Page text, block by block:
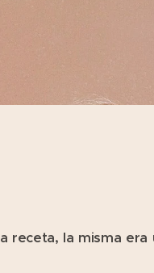
receta, la misma era